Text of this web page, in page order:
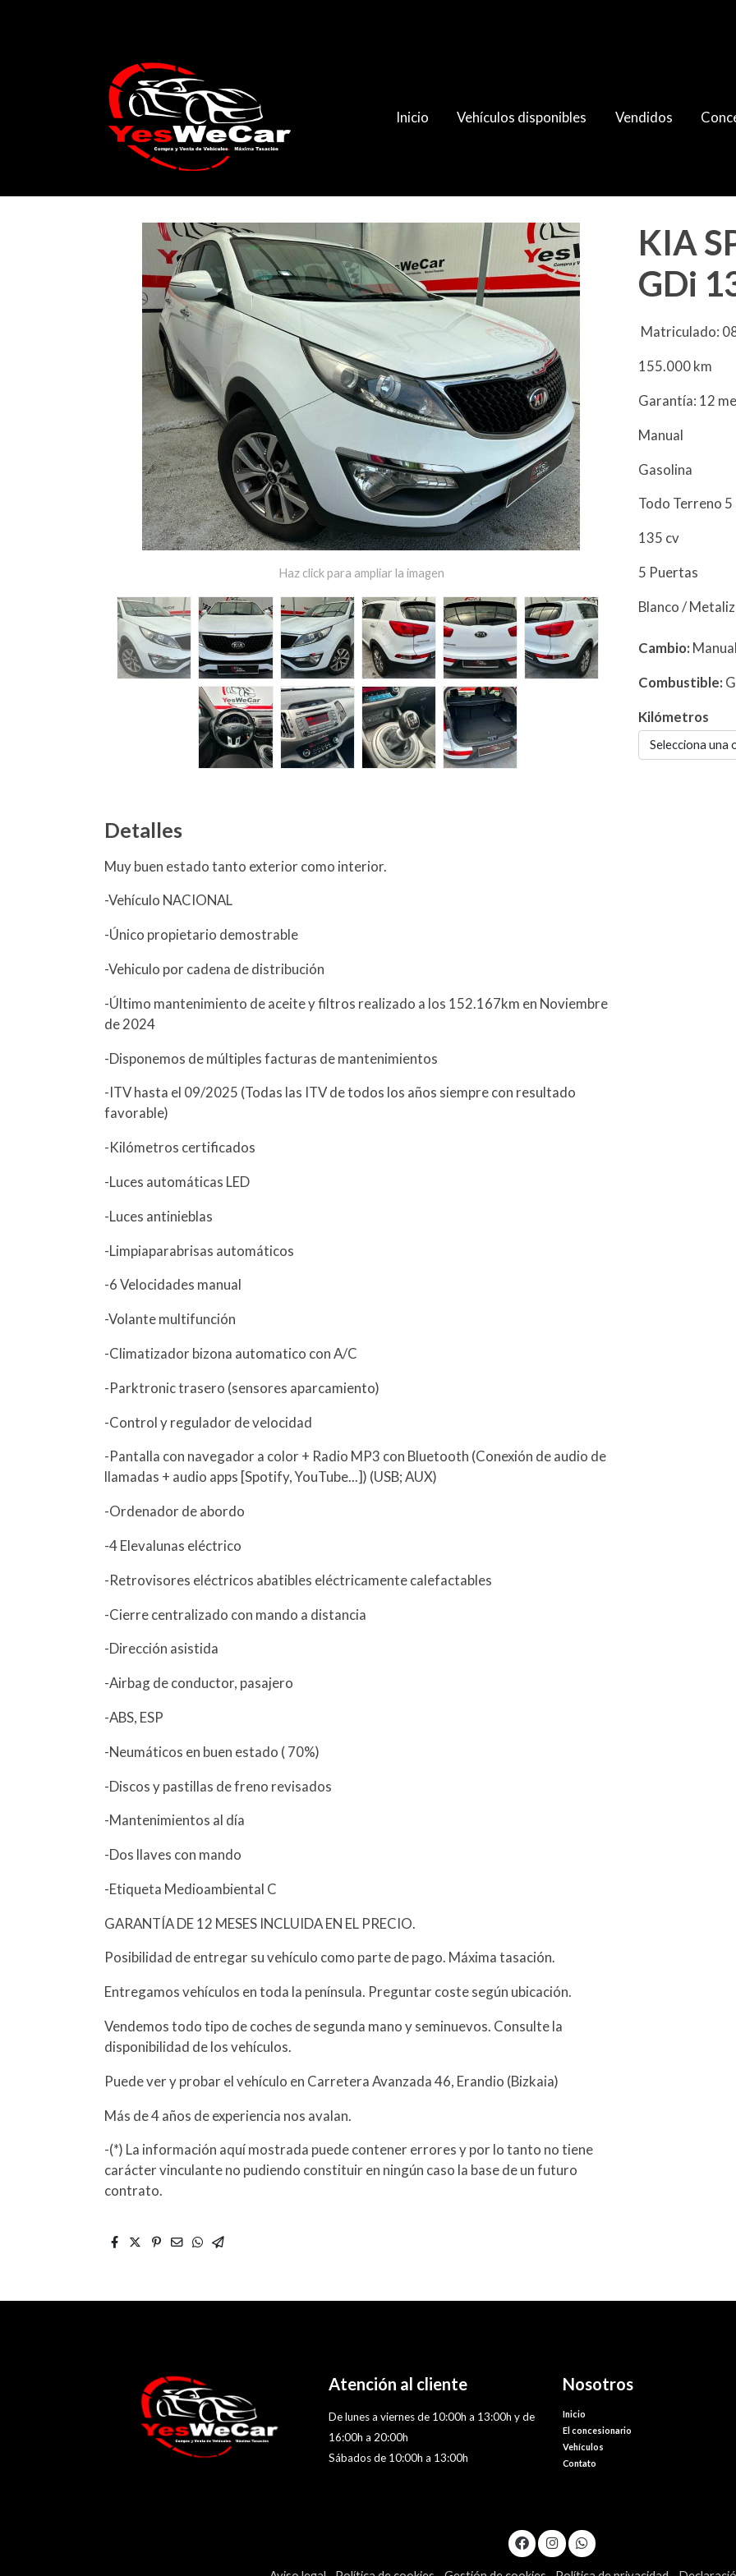
Inicio Vehículos disponibles Vendidos
Catálogo KIA SPORTAGE 1.6 GDi 136cv 2014
Haz click para ampliar la imagen
Detalles
Muy buen estado tanto exterior como interior.
-Vehículo NACIONAL
-Único propietario demostrable
-Vehiculo por cadena de distribución
-Último mantenimiento de aceite y filtros realizado a los 152.167km en Noviembre
de 2024
-Disponemos de múltiples facturas de mantenimientos
-ITV hasta el 09/2025 (Todas las ITV de todos los años siempre con resultado
favorable)
-Kilómetros certificados
-Luces automáticas LED
-Luces antinieblas
-Limpiaparabrisas automáticos
-6 Velocidades manual
-Volante multifunción
-Climatizador bizona automatico con A/C
-Parktronic trasero (sensores aparcamiento)
-Control y regulador de velocidad
-Pantalla con navegador a color + Radio MP3 con Bluetooth (Conexión de audio de
llamadas + audio apps [Spotify, YouTube...]) (USB; AUX)
-Ordenador de abordo
-4 Elevalunas eléctrico
-Retrovisores eléctricos abatibles eléctricamente calefactables
-Cierre centralizado con mando a distancia
-Dirección asistida
-Airbag de conductor, pasajero
-ABS, ESP
-Neumáticos en buen estado ( 70%)
-Discos y pastillas de freno revisados
-Mantenimientos al día
-Dos llaves con mando
-Etiqueta Medioambiental C
GARANTÍA DE 12 MESES INCLUIDA EN EL PRECIO.
Posibilidad de entregar su vehículo como parte de pago. Máxima tasación.
Entregamos vehículos en toda la península. Preguntar coste según ubicación.
Vendemos todo tipo de coches de segunda mano y seminuevos. Consulte la
disponibilidad de los vehículos.
Puede ver y probar el vehículo en Carretera Avanzada 46, Erandio (Bizkaia)
Más de 4 años de experiencia nos avalan.
-(*) La información aquí mostrada puede contener errores y por lo tanto no tiene
carácter vinculante no pudiendo constituir en ningún caso la base de un futuro
contrato.
KIA
GDi
Matriculado:
155.000 km
Garantía: 12
Manual
Gasolina
Todo Terreno
135 cv
5 Puertas
Blanco /
Cambio: Manual
Combustible:
Kilómetros
Selecciona una
Atención al cliente
De lunes a viernes de 10:00h a 13:00h y de
16:00h a 20:00h
Sábados de 10:00h a 13:00h
Nosotros
Inicio
El concesionario
Vehículos
Contato